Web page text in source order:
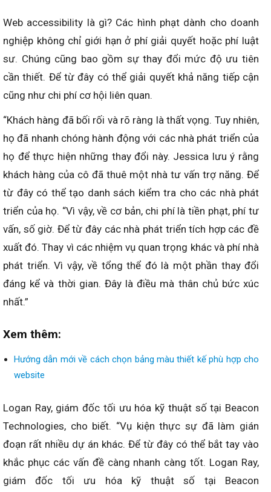
Web accessibility là gì? Các hình phạt dành cho doanh
nghiệp không chỉ giới hạn ở phí giải quyết hoặc phí luật
sư. Chúng cũng bao gồm sự thay đổi mức độ ưu tiên
cần thiết. Để từ đây có thể giải quyết khả năng tiếp cận
cũng như chi phí cơ hội liên quan.
“Khách hàng đã bối rối và rõ ràng là thất vọng. Tuy nhiên,
họ đã nhanh chóng hành động với các nhà phát triển của
họ để thực hiện những thay đổi này. Jessica lưu ý rằng
khách hàng của cô đã thuê một nhà tư vấn trợ năng. Để
từ đây có thể tạo danh sách kiểm tra cho các nhà phát
triển của họ. “Vì vậy, về cơ bản, chi phí là tiền phạt, phí tư
vấn, số giờ. Để từ đây các nhà phát triển tích hợp các đề
xuất đó. Thay vì các nhiệm vụ quan trọng khác và phí nhà
phát triển. Vì vậy, về tổng thể đó là một phần thay đổi
đáng kể và thời gian. Đây là điều mà thân chủ bức xúc
nhất.”
Xem thêm:
Hướng dẫn mới về cách chọn bảng màu thiết kế phù hợp cho
website
Logan Ray, giám đốc tối ưu hóa kỹ thuật số tại Beacon
Technologies, cho biết. “Vụ kiện thực sự đã làm gián
đoạn rất nhiều dự án khác. Để từ đây có thể bắt tay vào
khắc phục các vấn đề càng nhanh càng tốt. Logan Ray,
giám đốc tối ưu hóa kỹ thuật số tại Beacon